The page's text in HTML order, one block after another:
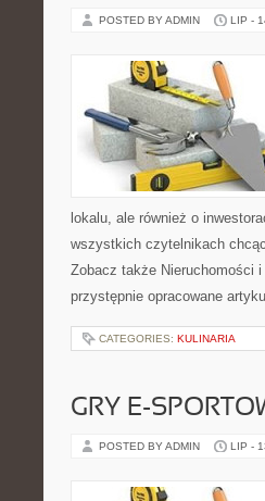
POSTED BY ADMIN LIP -
lokalu, ale również o
wszystkich czytelnikach
Zobacz także Nieruchomości
przystępnie opracowane
CATEGORIES: KULINARIA
GRY E-
POSTED BY ADMIN LIP -